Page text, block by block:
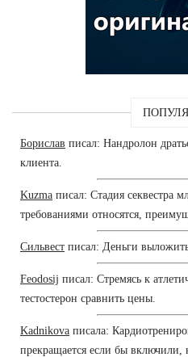
Борислав писал: Нандролон
клиента.
Kuzma писал: Стадия секвестра
требованиями относятся,
Сильвест писал: Деньги
Feodosij писал: Стремясь к
тестостерон сравнить цены.
Kadnikova писала:
прекращается если бы включили,